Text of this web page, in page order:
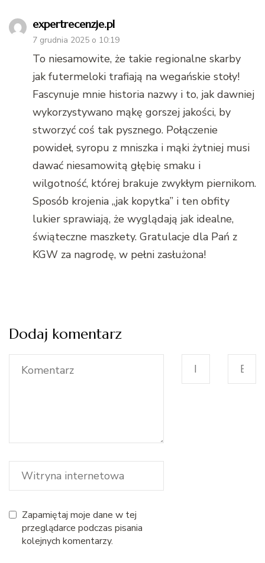
expertrecenzje.pl
7 grudnia 2025 o 10:19
To niesamowite, że takie regionalne skarby
jak futermeloki trafiają na wegańskie stoły!
Fascynuje mnie historia nazwy i to, jak dawniej
wykorzystywano mąkę gorszej jakości, by
stworzyć coś tak pysznego. Połączenie
powideł, syropu z mniszka i mąki żytniej musi
dawać niesamowitą głębię smaku i
wilgotność, której brakuje zwykłym piernikom.
Sposób krojenia „jak kopytka” i ten obfity
lukier sprawiają, że wyglądają jak idealne,
świąteczne maszkety. Gratulacje dla Pań z
KGW za nagrodę, w pełni zasłużona!
Dodaj komentarz
Zapamiętaj moje dane w tej
przeglądarce podczas pisania
kolejnych komentarzy.